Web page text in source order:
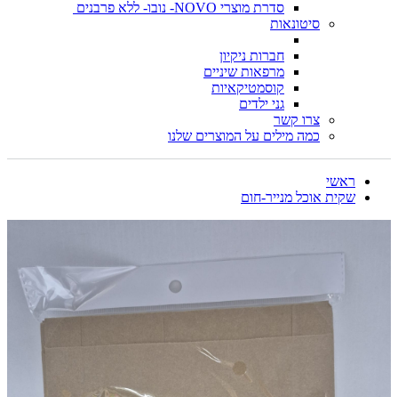
סדרת מוצרי NOVO- נובו- ללא פרבנים
סיטונאות
חברות ניקיון
מרפאות שיניים
קוסמטיקאיות
גני ילדים
צרו קשר
כמה מילים על המוצרים שלנו
ראשי
שקית אוכל מנייר-חום